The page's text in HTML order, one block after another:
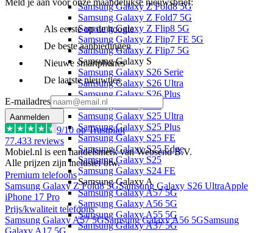
Samsung Galaxy Z Fold8 5G
Samsung Galaxy Z Fold7 5G
Samsung Galaxy Z Flip8 5G
Samsung Galaxy Z Flip7 FE 5G
Samsung Galaxy Z Flip7 5G
Samsung Galaxy S
Samsung Galaxy S26 Serie
Samsung Galaxy S26 Ultra
Samsung Galaxy S26 Plus
Samsung Galaxy S26
Samsung Galaxy S25 Ultra
Samsung Galaxy S25 Plus
Samsung Galaxy S25 FE
Samsung Galaxy S25 Edge
Samsung Galaxy S25
Samsung Galaxy S24 FE
Samsung Galaxy A
Samsung Galaxy A57 5G
Samsung Galaxy A56 5G
Samsung Galaxy A55 5G
Samsung Galaxy A37 5G
Als eerste op de hoogte
De beste aanbiedingen
Nieuwe smartphones
De laatste nieuwtjes
E-mailadres
Aanmelden
9/10 op Trustpilot
77.433 reviews
Mobiel.nl is een handelsmerk van Websend B.V.
Alle prijzen zijn inclusief btw.
Premium telefoons
Samsung Galaxy Z Fold8 5GSamsung Galaxy S26 UltraApple
iPhone 17 Pro
Prijs/kwaliteit telefoons
Samsung Galaxy A57 5GSamsung Galaxy A56 5GSamsung
Galaxy A17 5G